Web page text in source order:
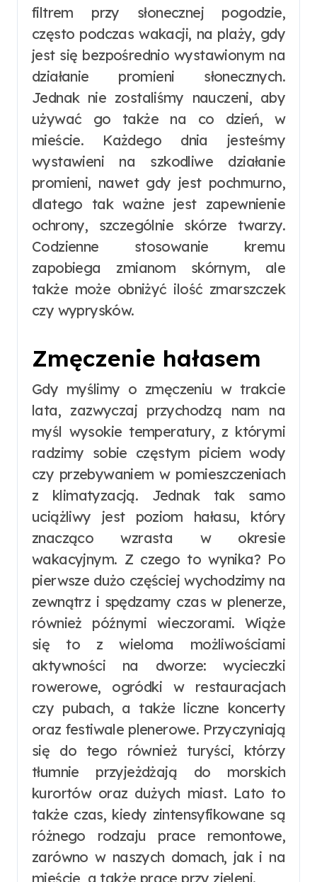
filtrem przy słonecznej pogodzie,
często podczas wakacji, na plaży, gdy
jest się bezpośrednio wystawionym na
działanie promieni słonecznych.
Jednak nie zostaliśmy nauczeni, aby
używać go także na co dzień, w
mieście. Każdego dnia jesteśmy
wystawieni na szkodliwe działanie
promieni, nawet gdy jest pochmurno,
dlatego tak ważne jest zapewnienie
ochrony, szczególnie skórze twarzy.
Codzienne stosowanie kremu
zapobiega zmianom skórnym, ale
także może obniżyć ilość zmarszczek
czy wyprysków.
Zmęczenie hałasem
Gdy myślimy o zmęczeniu w trakcie
lata, zazwyczaj przychodzą nam na
myśl wysokie temperatury, z którymi
radzimy sobie częstym piciem wody
czy przebywaniem w pomieszczeniach
z klimatyzacją. Jednak tak samo
uciążliwy jest poziom hałasu, który
znacząco wzrasta w okresie
wakacyjnym. Z czego to wynika? Po
pierwsze dużo częściej wychodzimy na
zewnątrz i spędzamy czas w plenerze,
również późnymi wieczorami. Wiąże
się to z wieloma możliwościami
aktywności na dworze: wycieczki
rowerowe, ogródki w restauracjach
czy pubach, a także liczne koncerty
oraz festiwale plenerowe. Przyczyniają
się do tego również turyści, którzy
tłumnie przyjeżdżają do morskich
kurortów oraz dużych miast. Lato to
także czas, kiedy zintensyfikowane są
różnego rodzaju prace remontowe,
zarówno w naszych domach, jak i na
mieście, a także prace przy zieleni.